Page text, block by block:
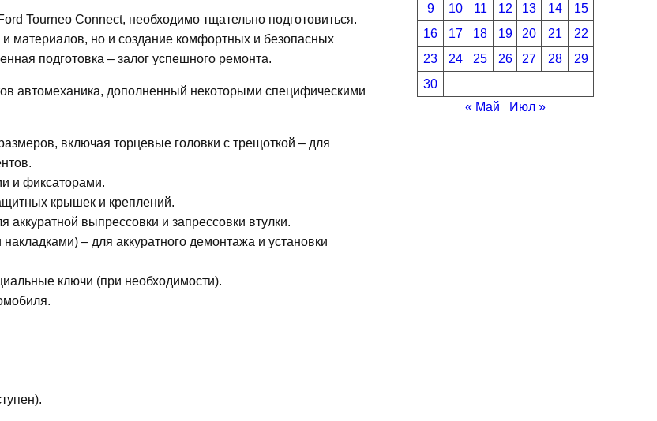
Tourneo Connect, необходимо тщательно подготовиться.
материалов, но и создание комфортных и безопасных
подготовка – залог успешного ремонта.
автомеханика, дополненный некоторыми специфическими
включая торцевые головки с трещоткой – для
и фиксаторами.
крышек и креплений.
выпрессовки и запрессовки втулки.
– для аккуратного демонтажа и установки
ключи (при необходимости).
9
10 11 12 13 14
15
16
17 18 19 20 21
22
23
24 25 26 27 28
29
30
« Май
Июл »